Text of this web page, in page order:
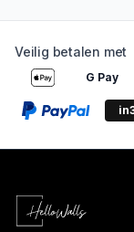
Veilig betalen met
G Pay